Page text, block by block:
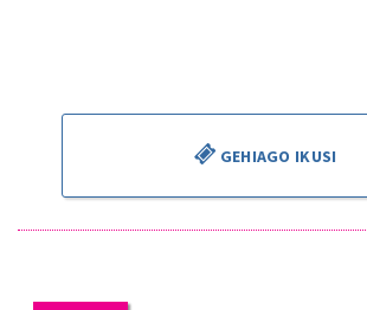
GEHIAGO IKUSI